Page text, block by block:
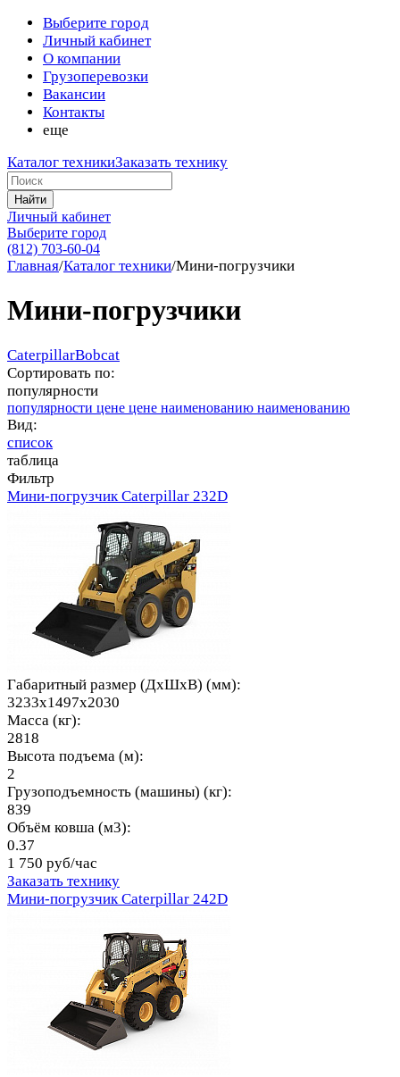
Выберите город
Личный кабинет
О компании
Грузоперевозки
Вакансии
Контакты
еще
Каталог техникиЗаказать технику
Найти
Личный кабинет
Выберите город
(812) 703-60-04
Главная/Каталог техники/Мини-погрузчики
Мини-погрузчики
CaterpillarBobcat
Сортировать по:
популярности
популярности цене цене наименованию наименованию
Вид:
список
таблица
Фильтр
Мини-погрузчик Caterpillar 232D
Габаритный размер (ДхШхВ) (мм):
3233х1497х2030
Масса (кг):
2818
Высота подъема (м):
2
Грузоподъемность (машины) (кг):
839
Объём ковша (м3):
0.37
1 750 руб/час
Заказать технику
Мини-погрузчик Caterpillar 242D